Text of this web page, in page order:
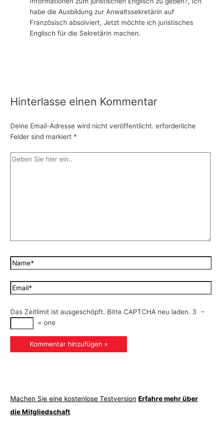
habe die Ausbildung zur Anwaltssekretärin auf
Französisch absolviert, Jetzt möchte ich juristisches
Englisch für die Sekretärin machen.
Hinterlasse einen Kommentar
Deine Email-Adresse wird nicht veröffentlicht. erforderliche
Felder sind markiert *
Das Zeitlimit ist ausgeschöpft. Bitte CAPTCHA neu laden. 3
−
= one
Machen Sie eine kostenlose Testversion Erfahre mehr über
die Mitgliedschaft